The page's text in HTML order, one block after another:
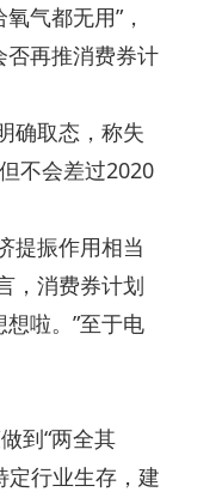
气都无用”，
否再推消费券计
确取态，称失
不会差过2020
提振作用相当
，消费券计划
啦。”至于电
到“两全其
定行业生存，建